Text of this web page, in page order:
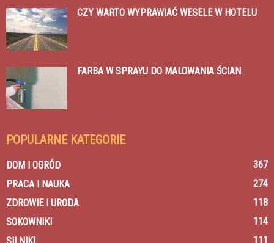
CZY WARTO WYPRAWIAĆ WESELE W HOTELU
FARBA W SPRAYU DO MALOWANIA ŚCIAN
POPULARNE KATEGORIE
DOM I OGRÓD
367
PRACA I NAUKA
274
ZDROWIE I URODA
118
SOKOWNIKI
114
111